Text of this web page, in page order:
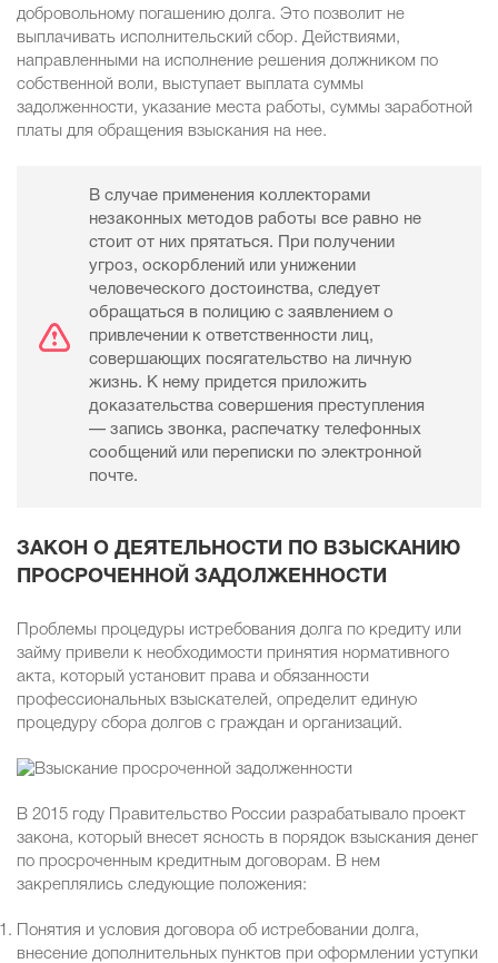
добровольному погашению долга. Это позволит не
выплачивать исполнительский сбор. Действиями,
направленными на исполнение решения должником по
собственной воли, выступает выплата суммы
задолженности, указание места работы, суммы заработной
платы для обращения взыскания на нее.
В случае применения коллекторами
незаконных методов работы все равно не
стоит от них прятаться. При получении
угроз, оскорблений или унижении
человеческого достоинства, следует
обращаться в полицию с заявлением о
привлечении к ответственности лиц,
совершающих посягательство на личную
жизнь. К нему придется приложить
доказательства совершения преступления
— запись звонка, распечатку телефонных
сообщений или переписки по электронной
почте.
ЗАКОН О ДЕЯТЕЛЬНОСТИ ПО ВЗЫСКАНИЮ
ПРОСРОЧЕННОЙ ЗАДОЛЖЕННОСТИ
Проблемы процедуры истребования долга по кредиту или
займу привели к необходимости принятия нормативного
акта, который установит права и обязанности
профессиональных взыскателей, определит единую
процедуру сбора долгов с граждан и организаций.
В 2015 году Правительство России разрабатывало проект
закона, который внесет ясность в порядок взыскания денег
по просроченным кредитным договорам. В нем
закреплялись следующие положения:
Понятия и условия договора об истребовании долга,
внесение дополнительных пунктов при оформлении уступки